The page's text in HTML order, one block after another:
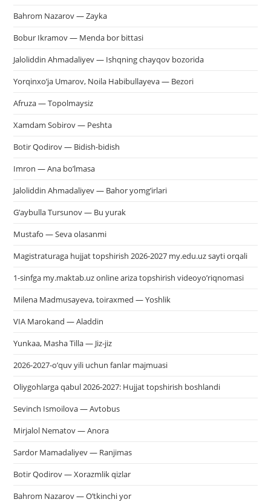
Bahrom Nazarov — Zayka
Bobur Ikramov — Menda bor bittasi
Jaloliddin Ahmadaliyev — Ishqning chayqov bozorida
Yorqinxo’ja Umarov, Noila Habibullayeva — Bezori
Afruza — Topolmaysiz
Xamdam Sobirov — Peshta
Botir Qodirov — Bidish-bidish
Imron — Ana bo’lmasa
Jaloliddin Ahmadaliyev — Bahor yomg’irlari
G’aybulla Tursunov — Bu yurak
Mustafo — Seva olasanmi
Magistraturaga hujjat topshirish 2026-2027 my.edu.uz sayti orqali
1-sinfga my.maktab.uz online ariza topshirish videoyo’riqnomasi
Milena Madmusayeva, toiraxmed — Yoshlik
VIA Marokand — Aladdin
Yunkaa, Masha Tilla — Jiz-jiz
2026-2027-o’quv yili uchun fanlar majmuasi
Oliygohlarga qabul 2026-2027: Hujjat topshirish boshlandi
Sevinch Ismoilova — Avtobus
Mirjalol Nematov — Anora
Sardor Mamadaliyev — Ranjimas
Botir Qodirov — Xorazmlik qizlar
Bahrom Nazarov — O’tkinchi yor